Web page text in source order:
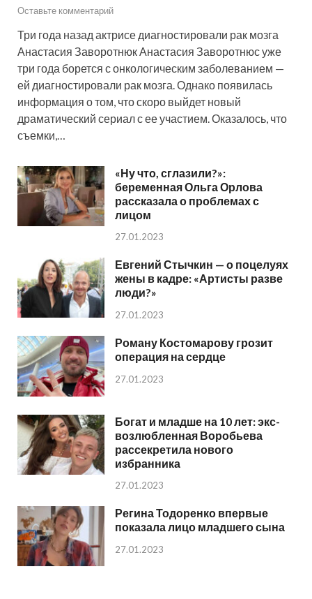
Оставьте комментарий
Три года назад актрисе диагностировали рак мозга
Анастасия Заворотнюк Анастасия Заворотнюс уже
три года борется с онкологическим заболеванием —
ей диагностировали рак мозга. Однако появилась
информация о том, что скоро выйдет новый
драматический сериал с ее участием. Оказалось, что
съемки,…
«Ну что, сглазили?»:
беременная Ольга Орлова
рассказала о проблемах с
лицом
27.01.2023
Евгений Стычкин — о поцелуях
жены в кадре: «Артисты разве
люди?»
27.01.2023
Роману Костомарову грозит
операция на сердце
27.01.2023
Богат и младше на 10 лет: экс-
возлюбленная Воробьева
рассекретила нового
избранника
27.01.2023
Регина Тодоренко впервые
показала лицо младшего сына
27.01.2023